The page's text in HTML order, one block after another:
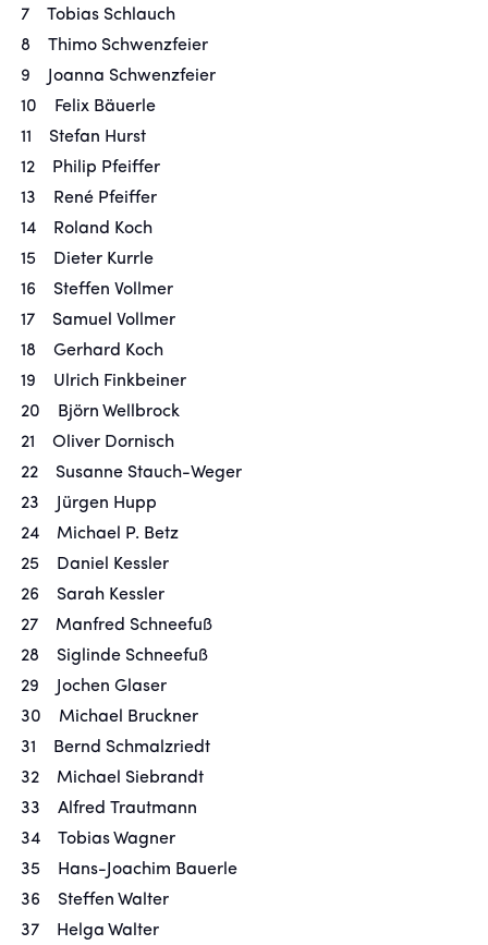
7 Tobias Schlauch
8 Thimo Schwenzfeier
9 Joanna Schwenzfeier
10 Felix Bäuerle
11 Stefan Hurst
12 Philip Pfeiffer
13 René Pfeiffer
14 Roland Koch
15 Dieter Kurrle
16 Steffen Vollmer
17 Samuel Vollmer
18 Gerhard Koch
19 Ulrich Finkbeiner
20 Björn Wellbrock
21 Oliver Dornisch
22 Susanne Stauch-Weger
23 Jürgen Hupp
24 Michael P. Betz
25 Daniel Kessler
26 Sarah Kessler
27 Manfred Schneefuß
28 Siglinde Schneefuß
29 Jochen Glaser
30 Michael Bruckner
31 Bernd Schmalzriedt
32 Michael Siebrandt
33 Alfred Trautmann
34 Tobias Wagner
35 Hans-Joachim Bauerle
36 Steffen Walter
37 Helga Walter